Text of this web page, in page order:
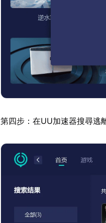
第四步：在UU加速器搜尋逃